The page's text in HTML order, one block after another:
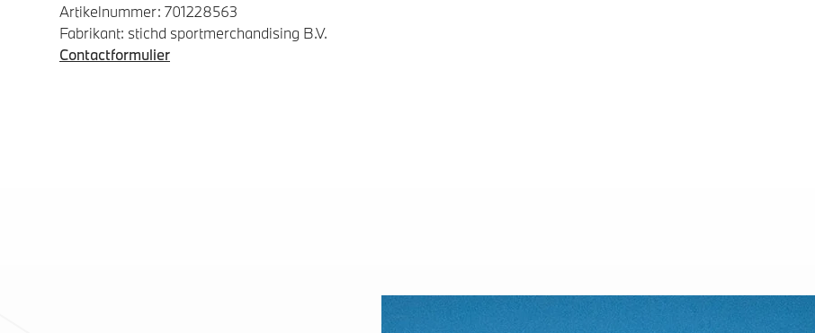
Artikelnummer: 701228563
Fabrikant: stichd sportmerchandising B.V.
Contactformulier